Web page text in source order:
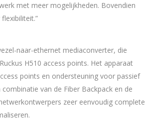
met meer mogelijkheden. Bovendien
naar-ethernet mediaconverter, die
H510 access points. Het apparaat
points en ondersteuning voor passief
van de Fiber Backpack en de
zeer eenvoudig complete